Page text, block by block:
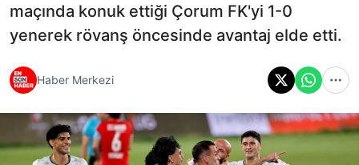
maçında konuk ettiği Çorum FK'yi 1-0
yenerek rövanş öncesinde avantaj elde etti.
Haber Merkezi